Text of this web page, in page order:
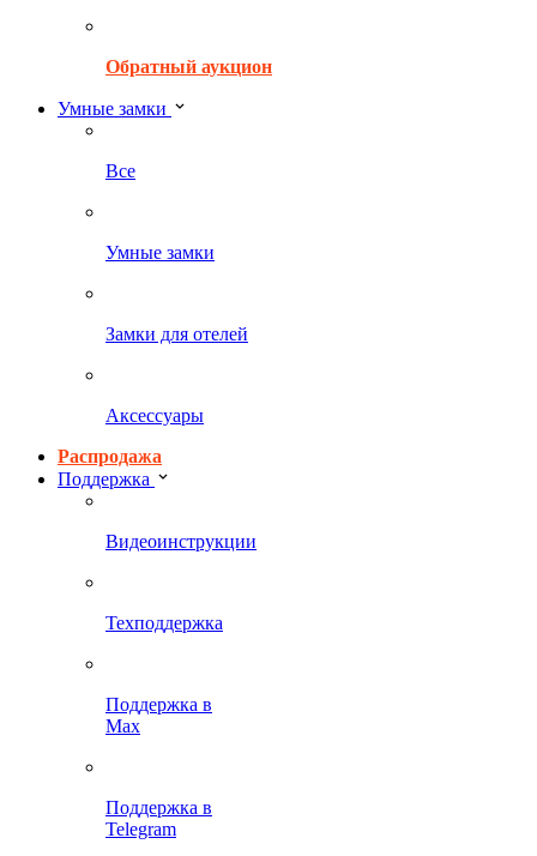
Обратный аукцион
Умные замки
Все
Умные замки
Замки для отелей
Аксессуары
Распродажа
Поддержка
Видеоинструкции
Техподдержка
Поддержка в
Max
Поддержка в
Telegram